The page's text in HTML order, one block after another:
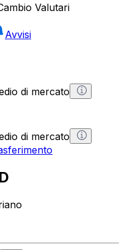
Valutari
Avvisi
di mercato
di mercato